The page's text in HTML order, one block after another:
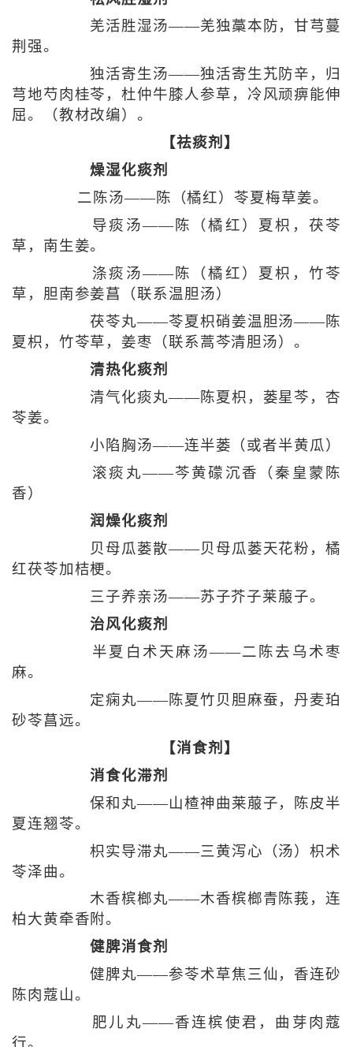
羌活胜湿汤——羌独藁本防，甘芎蔓
荆强。
独活寄生汤——独活寄生艽防辛，归
芎地芍肉桂苓，杜仲牛膝人参草，冷风顽痹能伸
屈。（教材改编）。
【祛痰剂】
燥湿化痰剂
二陈汤——陈（橘红）苓夏梅草姜。
导痰汤——陈（橘红）夏枳，茯苓
草，南生姜。
涤痰汤——陈（橘红）夏枳，竹苓
草，胆南参姜菖（联系温胆汤）
茯苓丸——苓夏枳硝姜温胆汤——陈
夏枳，竹苓草，姜枣（联系蒿芩清胆汤）。
清热化痰剂
清气化痰丸——陈夏枳，蒌星芩，杏
苓姜。
小陷胸汤——连半蒌（或者半黄瓜）
滚痰丸——芩黄礞沉香（秦皇蒙陈
香）
润燥化痰剂
贝母瓜蒌散——贝母瓜蒌天花粉，橘
红茯苓加桔梗。
三子养亲汤——苏子芥子莱菔子。
治风化痰剂
半夏白术天麻汤——二陈去乌术枣
麻。
定痫丸——陈夏竹贝胆麻蚕，丹麦珀
砂苓菖远。
【消食剂】
消食化滞剂
保和丸——山楂神曲莱菔子，陈皮半
夏连翘苓。
枳实导滞丸——三黄泻心（汤）枳术
苓泽曲。
木香槟榔丸——木香槟榔青陈莪，连
柏大黄牵香附。
健脾消食剂
健脾丸——参苓术草焦三仙，香连砂
陈肉蔻山。
肥儿丸——香连槟使君，曲芽肉蔻
行。